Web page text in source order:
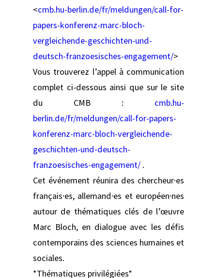
<cmb.hu-berlin.de/fr/meldungen/call-for-
papers-konferenz-marc-bloch-
vergleichende-geschichten-und-
deutsch-franzoesisches-engagement/>
Vous trouverez l’appel à communication
complet ci-dessous ainsi que sur le site
du CMB : cmb.hu-
berlin.de/fr/meldungen/call-for-papers-
konferenz-marc-bloch-vergleichende-
geschichten-und-deutsch-
franzoesisches-engagement/ .
Cet événement réunira des chercheur·es
français·es, allemand·es et européen·nes
autour de thématiques clés de l’œuvre
Marc Bloch, en dialogue avec les défis
contemporains des sciences humaines et
sociales.
*Thématiques privilégiées*